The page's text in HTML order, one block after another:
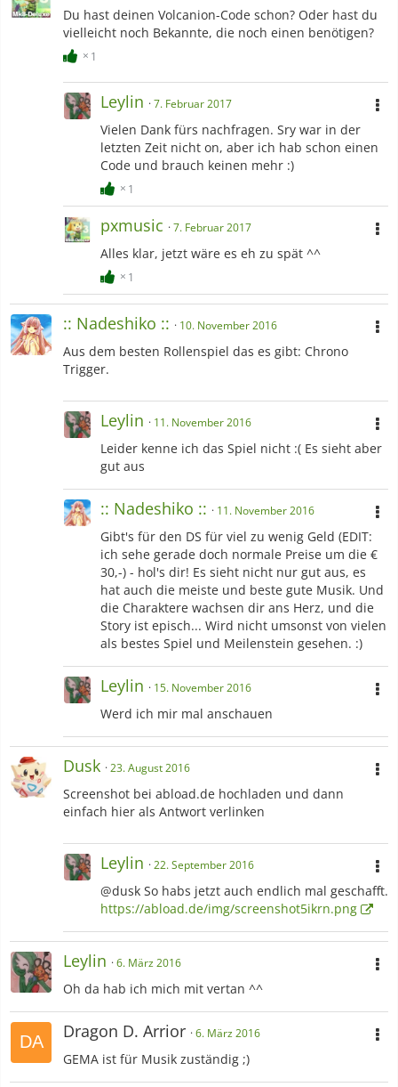
Du hast deinen Volcanion-Code schon? Oder hast du
vielleicht noch Bekannte, die noch einen benötigen?
1
Leylin 7. Februar 2017
Vielen Dank fürs nachfragen. Sry war in der
letzten Zeit nicht on, aber ich hab schon einen
Code und brauch keinen mehr :)
1
pxmusic 7. Februar 2017
Alles klar, jetzt wäre es eh zu spät ^^
1
:: Nadeshiko :: 10. November 2016
Aus dem besten Rollenspiel das es gibt: Chrono
Trigger.
Leylin 11. November 2016
Leider kenne ich das Spiel nicht :( Es sieht aber
gut aus
:: Nadeshiko :: 11. November 2016
Gibt's für den DS für viel zu wenig Geld (EDIT:
ich sehe gerade doch normale Preise um die €
30,-) - hol's dir! Es sieht nicht nur gut aus, es
hat auch die meiste und beste gute Musik. Und
die Charaktere wachsen dir ans Herz, und die
Story ist episch... Wird nicht umsonst von vielen
als bestes Spiel und Meilenstein gesehen. :)
Leylin 15. November 2016
Werd ich mir mal anschauen
Dusk 23. August 2016
Screenshot bei abload.de hochladen und dann
einfach hier als Antwort verlinken
Leylin 22. September 2016
@dusk So habs jetzt auch endlich mal geschafft.
https://abload.de/img/screenshot5ikrn.png
Leylin 6. März 2016
Oh da hab ich mich mit vertan ^^
Dragon D. Arrior 6. März 2016
GEMA ist für Musik zuständig ;)